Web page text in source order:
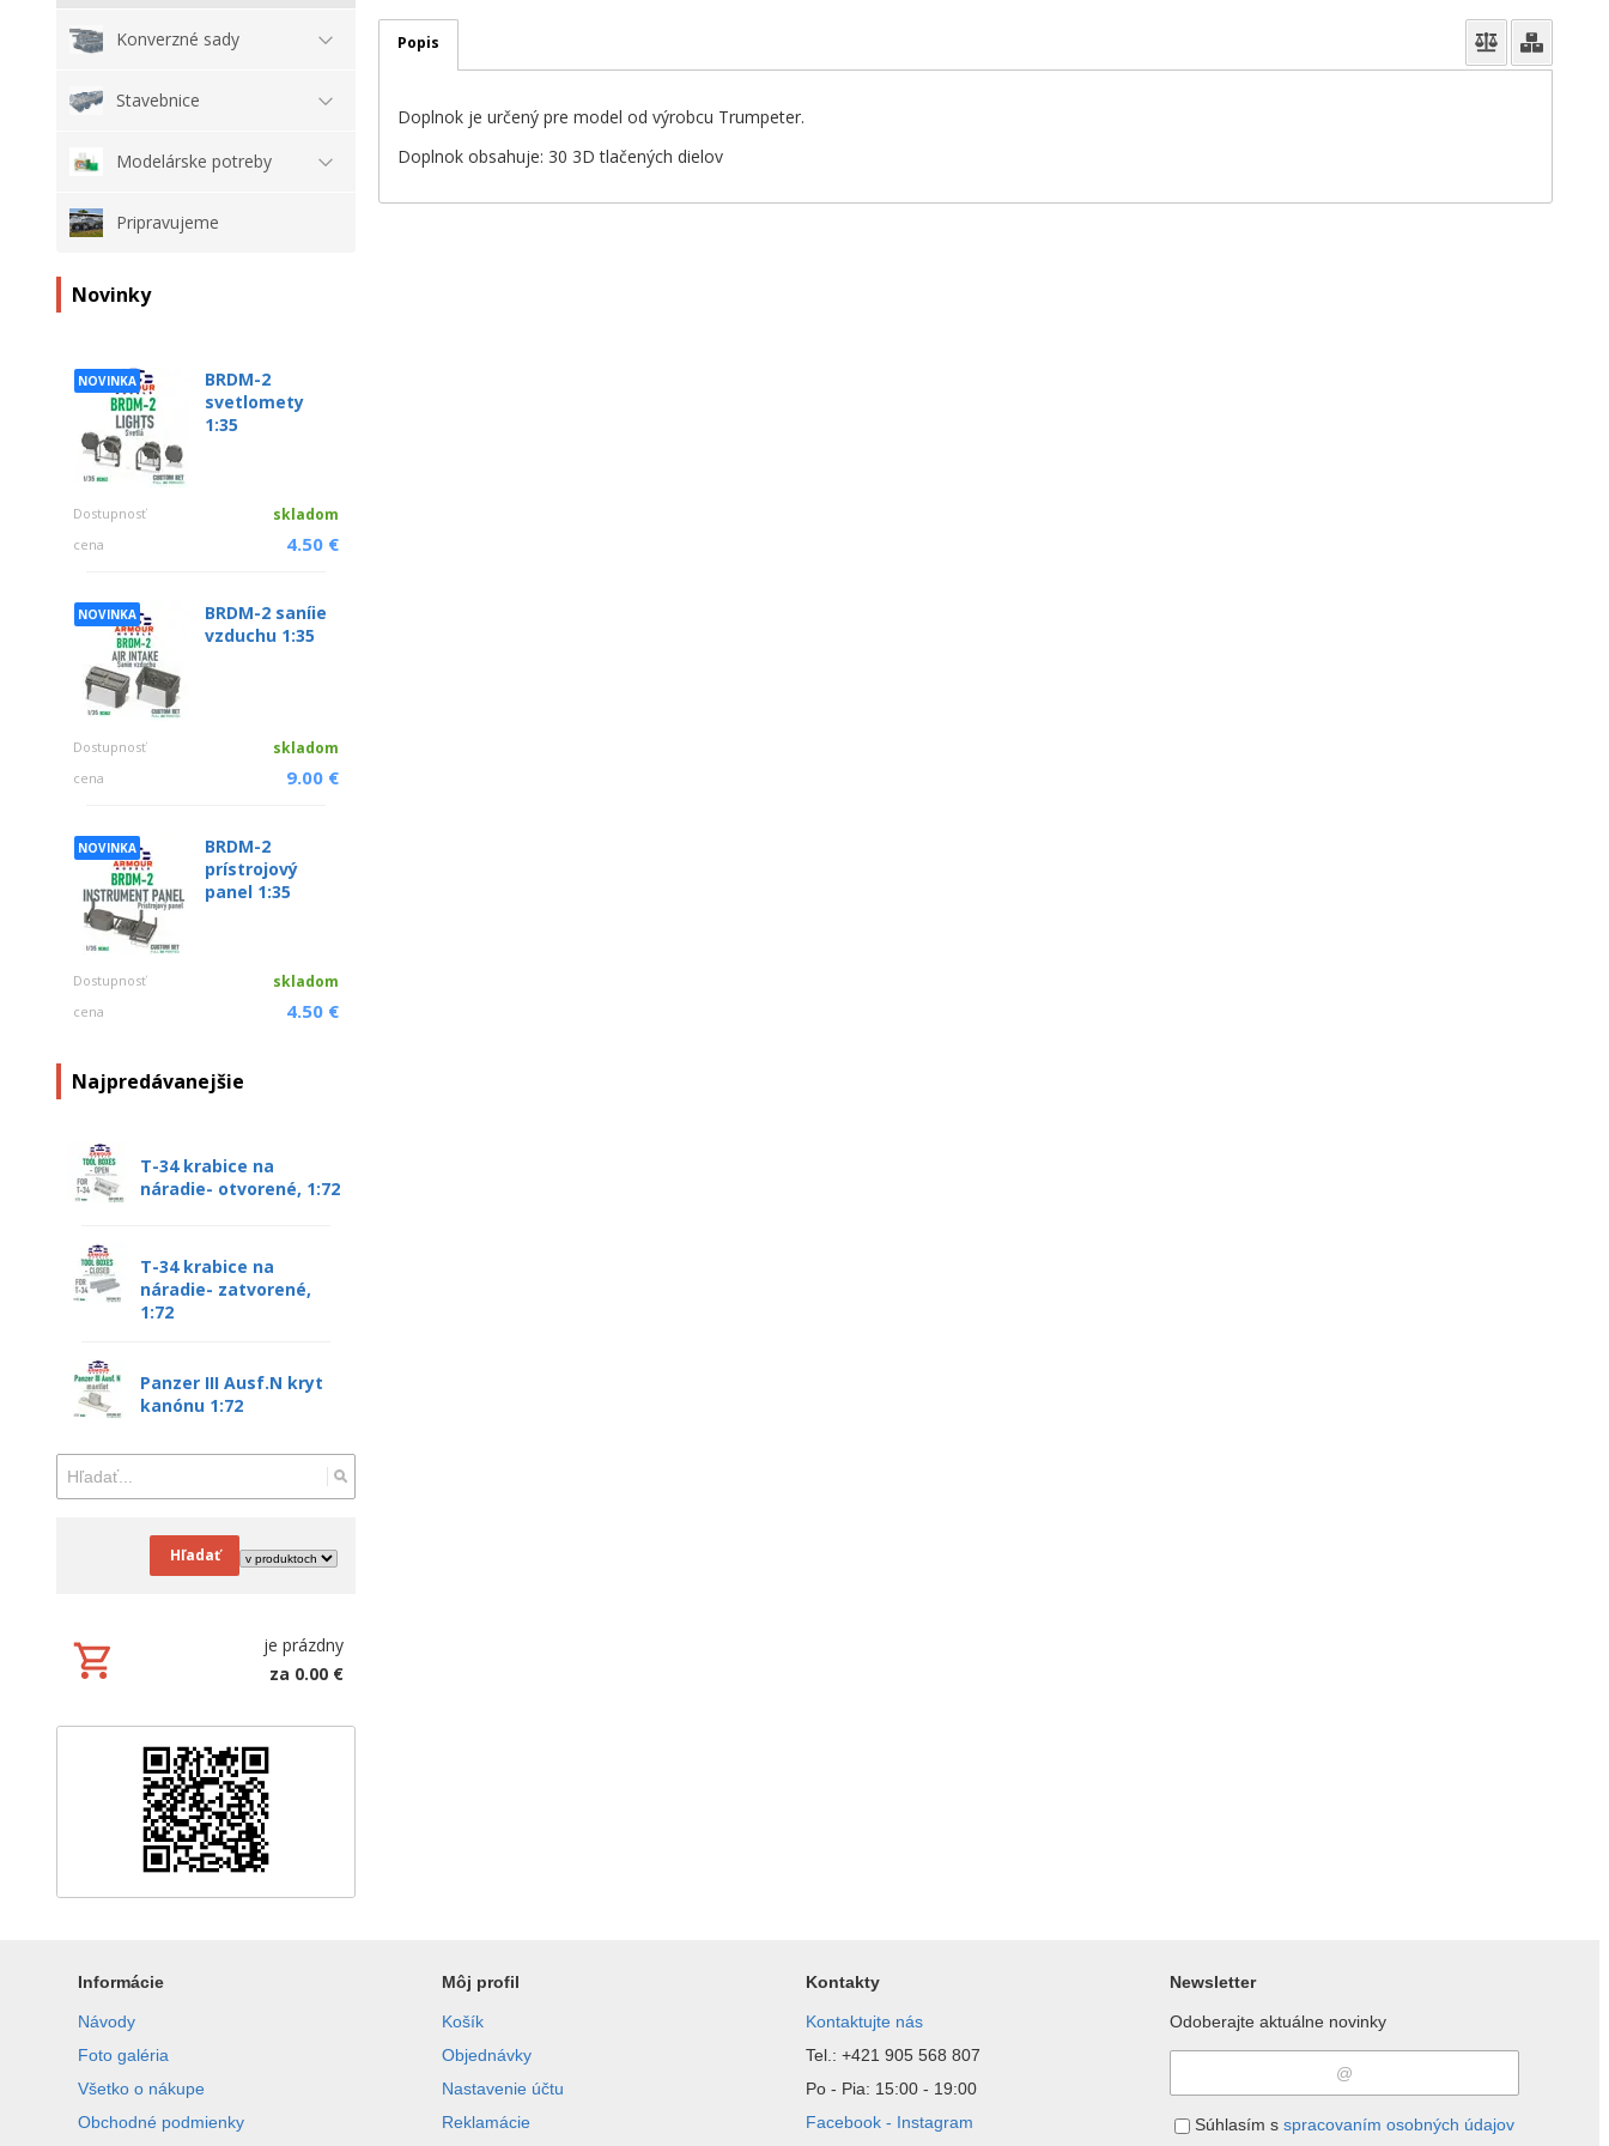
Konverzné sady
Stavebnice
Modelárske potreby
Pripravujeme
Novinky
NOVINKA
BRDM-2
svetlomety
1:35
Dostupnosť skladom
cena 4.50 €
NOVINKA
BRDM-2 saníie
vzduchu 1:35
Dostupnosť skladom
cena 9.00 €
NOVINKA
BRDM-2
prístrojový
panel 1:35
Dostupnosť skladom
cena 4.50 €
Najpredávanejšie
T-34 krabice na
náradie- otvorené, 1:72
T-34 krabice na
náradie- zatvorené,
1:72
Panzer III Ausf.N kryt
kanónu 1:72
Hľadať
je prázdny
za 0.00 €
Popis
Doplnok je určený pre model od výrobcu Trumpeter.
Doplnok obsahuje: 30 3D tlačených dielov
Informácie
Návody
Foto galéria
Všetko o nákupe
Obchodné podmienky
Môj profil
Košík
Objednávky
Nastavenie účtu
Reklamácie
Kontakty
Kontaktujte nás
Tel.: +421 905 568 807
Po - Pia: 15:00 - 19:00
Facebook - Instagram
Newsletter
Odoberajte aktuálne novinky
Súhlasím s spracovaním osobných údajov